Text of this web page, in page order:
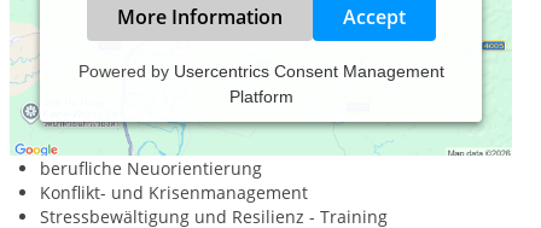
More Information Accept
Powered by Usercentrics Consent Management
Platform
Coaching für alle Menschen in beruflichen
Veränderungsprozessen. Spezialthemen:
berufliche Neuorientierung
Konflikt- und Krisenmanagement
Stressbewältigung und Resilienz - Training